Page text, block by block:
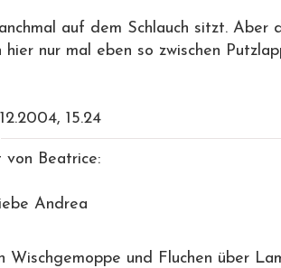
auf dem Schlauch sitzt. Aber
hier nur mal eben so zwischen
15.24
von Beatrice:
Andrea
Wischgemoppe und Fluchen über